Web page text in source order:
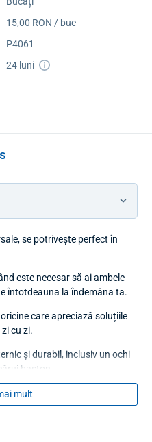
15,00 RON / buc
P4061
24 luni
se potrivește perfect în
este necesar să ai ambele
întotdeauna la îndemâna ta.
care apreciază soluțiile
cu zi.
și durabil, inclusiv un ochi
baston.
să scoateți vârful de pe baston.
mult